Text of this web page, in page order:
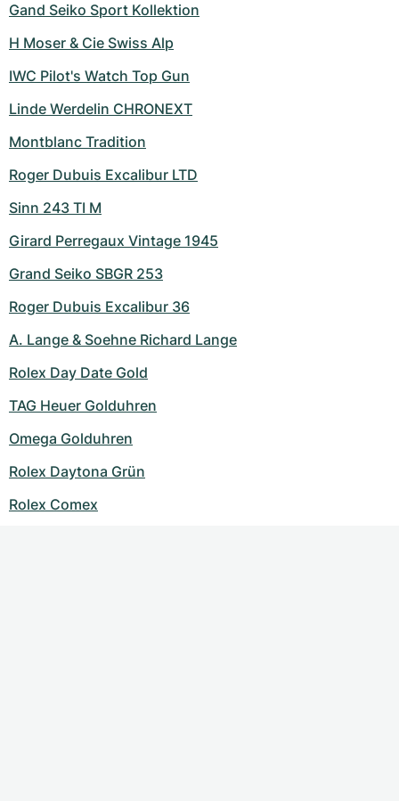
Gand Seiko Sport Kollektion
H Moser & Cie Swiss Alp
IWC Pilot's Watch Top Gun
Linde Werdelin CHRONEXT
Montblanc Tradition
Roger Dubuis Excalibur LTD
Sinn 243 TI M
Girard Perregaux Vintage 1945
Grand Seiko SBGR 253
Roger Dubuis Excalibur 36
A. Lange & Soehne Richard Lange
Rolex Day Date Gold
TAG Heuer Golduhren
Omega Golduhren
Rolex Daytona Grün
Rolex Comex